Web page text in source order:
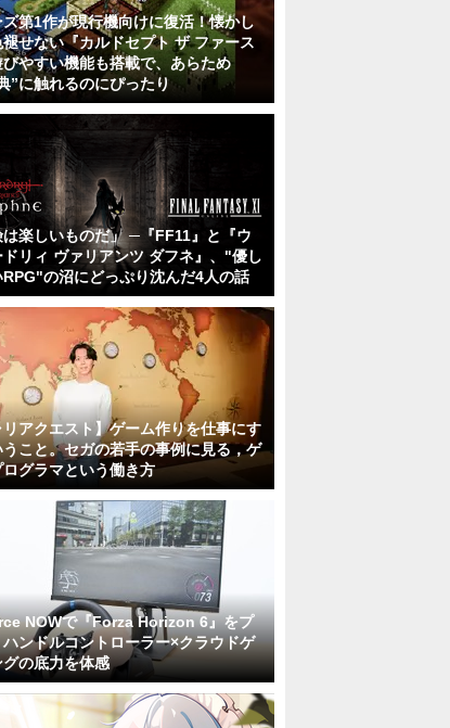
ズ第1作が現行機向けに復活！懐かし
褪せない『カルドセプト ザ ファース
やすい機能も搭載で、あらため
”に触れるのにぴったり
は楽しいものだ」 ─『FF11』と『ウ
ドリィ ヴァリアンツ ダフネ』、"優し
RPG"の沼にどっぷり沈んだ4人の話
アクエスト】ゲーム作りを仕事にす
こと。セガの若手の事例に見る，ゲ
グラマという働き方
NOWで『Forza Horizon 6』をプ
ンドルコントローラー×クラウドゲ
グの底力を体感